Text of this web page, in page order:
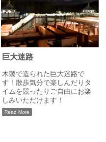
巨大迷路
木製で造られた巨大迷路で
す！散歩気分で楽しんだりタ
イムを競ったりご自由にお楽
しみいただけます！
Read More